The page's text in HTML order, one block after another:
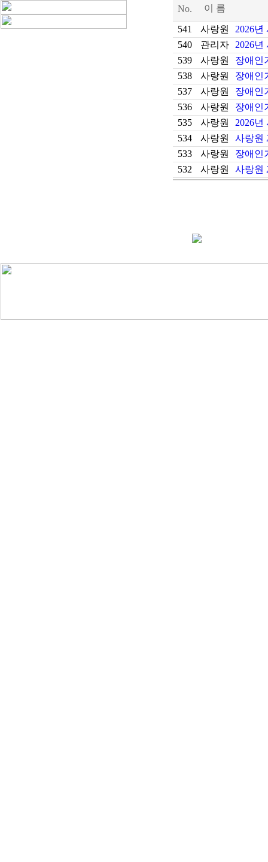
No. 이 름
541 사랑원
2026
540
관리자
2026
539
사랑원
장애인
538
사랑원
장애인
537
사랑원
장애인
536
사랑원
장애인
535
사랑원
2026
534
사랑원
사랑원
533
사랑원
장애인
532
사랑원 사랑원